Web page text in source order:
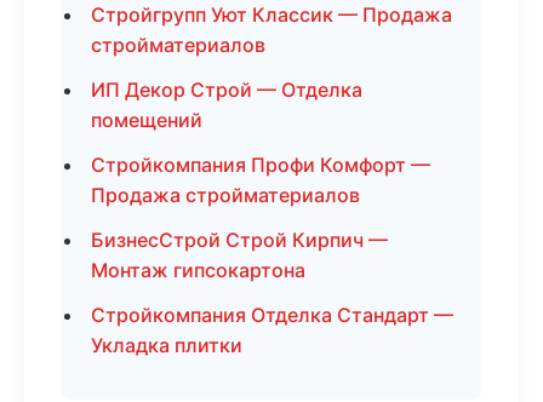
Стройгрупп Уют Классик — Продажа
стройматериалов
ИП Декор Строй — Отделка
помещений
Стройкомпания Профи Комфорт —
Продажа стройматериалов
БизнесСтрой Строй Кирпич —
Монтаж гипсокартона
Стройкомпания Отделка Стандарт —
Укладка плитки